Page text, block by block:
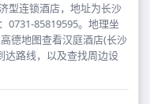
型连锁酒店，地址为长沙
0731-85819595。地理坐
德地图查看汉庭酒店(长沙
达路线，以及查找周边设